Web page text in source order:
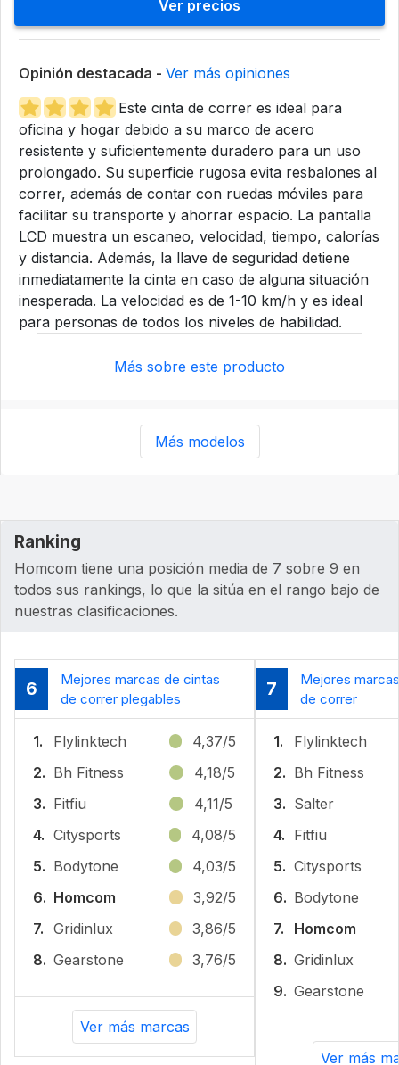
Ver precios
Opinión destacada - Ver más opiniones
Este cinta de correr es ideal para
oficina y hogar debido a su marco de acero
resistente y suficientemente duradero para un uso
prolongado. Su superficie rugosa evita resbalones al
correr, además de contar con ruedas móviles para
facilitar su transporte y ahorrar espacio. La pantalla
LCD muestra un escaneo, velocidad, tiempo, calorías
y distancia. Además, la llave de seguridad detiene
inmediatamente la cinta en caso de alguna situación
inesperada. La velocidad es de 1-10 km/h y es ideal
para personas de todos los niveles de habilidad.
Más sobre este producto
Más modelos
Ranking
Homcom tiene una posición media de 7 sobre 9 en
todos sus rankings, lo que la sitúa en el rango bajo de
nuestras clasificaciones.
6
Mejores marcas de cintas
de correr plegables
1. Flylinktech
4,37/5
2. Bh Fitness
4,18/5
3. Fitfiu
4,11/5
4. Citysports
4,08/5
5. Bodytone
4,03/5
6. Homcom
3,92/5
7. Gridinlux
3,86/5
8. Gearstone 3,76/5
Ver más marcas
7
Mejores
de correr
1.
Flylinktech
2. Bh Fitness
3. Salter
4. Fitfiu
5. Citysports
6. Bodytone
7.
Homcom
8. Gridinlux
9. Gearstone
Ver más